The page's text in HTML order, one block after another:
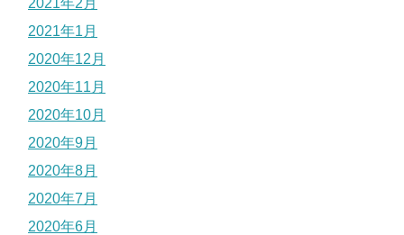
2021年2月
2021年1月
2020年12月
2020年11月
2020年10月
2020年9月
2020年8月
2020年7月
2020年6月